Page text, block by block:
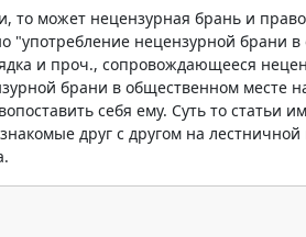
то может нецензурная брань и
"употребление нецензурной брани
и проч., сопровождающееся
брани в общественном месте
себя ему. Суть то
друг с другом на